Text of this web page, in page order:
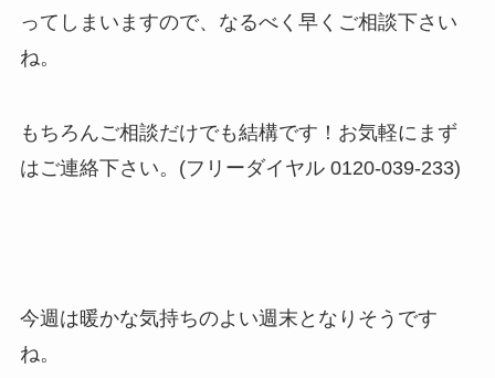
ってしまいますので、なるべく早くご相談下さい
ね。
もちろんご相談だけでも結構です！お気軽にまず
はご連絡下さい。(フリーダイヤル 0120-039-233)
今週は暖かな気持ちのよい週末となりそうです
ね。